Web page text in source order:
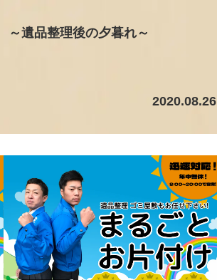
～遺品整理後の夕暮れ～
2020.08.26